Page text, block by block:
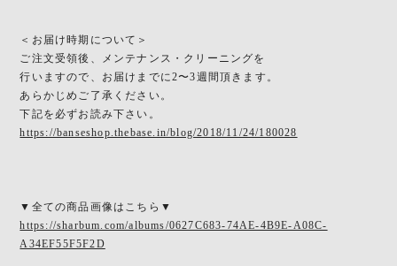
＜お届け時期について＞
ご注文受領後、メンテナンス・クリーニングを
行いますので、お届けまでに2〜3週間頂きます。
あらかじめご了承ください。
下記を必ずお読み下さい。
https://banseshop.thebase.in/blog/2018/11/24/180028
▼全ての商品画像はこちら▼
https://sharbum.com/albums/0627C683-74AE-4B9E-A08C-
A34EF55F5F2D